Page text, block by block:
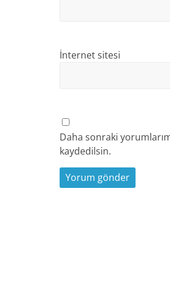
İnternet sitesi
Daha sonraki
kaydedilsin.